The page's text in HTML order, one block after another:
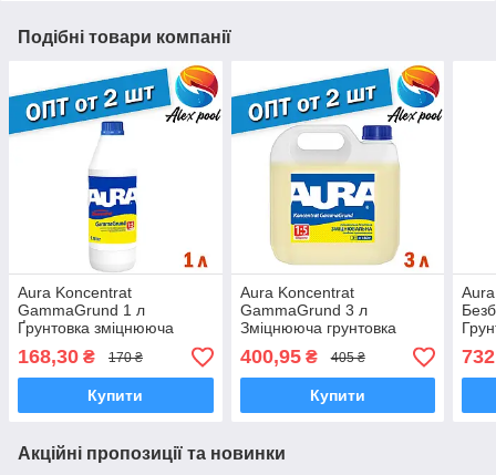
Подібні товари компанії
Aura Koncentrat
GammaGrund 1 л
Ґрунтовка зміцнююча
глибокого проникнення
для внутрішніх і зовнішніх
робіт
168,30 ₴ 170 ₴
Купити
Aura Koncentrat
GammaGrund 3 л
Зміцнююча грунтовка
глибокого проникнення
для внутрішніх і зовнішніх
робіт
400,95₴ 405 ₴
Купити
Акційні пропозиції та новинки